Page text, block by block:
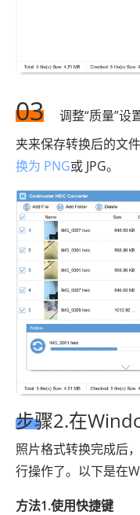
03
调整“质量”设
夹来保存转换后的文
换为 PNG或 JPG。
步骤2.在
照片格式转换完成后
行操作了。以下是在
方法1.使用快捷键